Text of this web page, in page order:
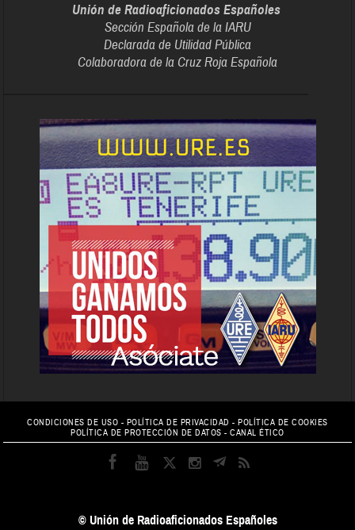
Unión de Radioaficionados Españoles
Sección Española de la IARU
Declarada de Utilidad Pública
Colaboradora de la Cruz Roja Española
CONDICIONES DE USO - POLÍTICA DE PRIVACIDAD -POLÍTICA DE COOKIES
POLÍTICA DE PROTECCIÓN DE DATOS -CANAL ÉTICO
© Unión de Radioaficionados Españoles